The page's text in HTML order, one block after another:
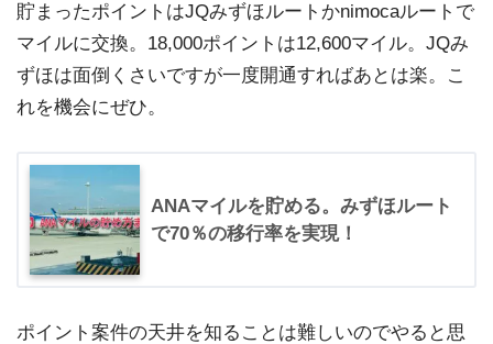
貯まったポイントはJQみずほルートかnimocaルートで
マイルに交換。18,000ポイントは12,600マイル。JQみ
ずほは面倒くさいですが一度開通すればあとは楽。こ
れを機会にぜひ。
ANAマイルを貯める。みずほルート
で70％の移行率を実現！
ポイント案件の天井を知ることは難しいのでやると思